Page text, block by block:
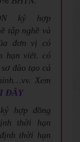
ký hợp
tập nghề và
đơn vị có
hạn viết. có
đào tạo cá
Xem
ĐÂY
hợp đồng
thời hạn
thời hạn